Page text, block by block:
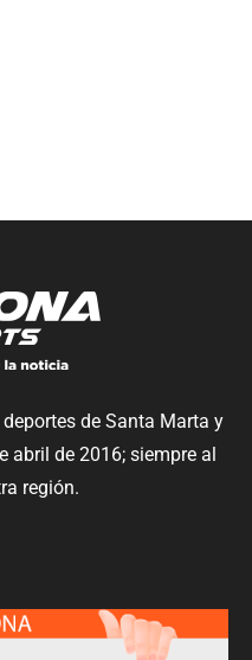
de Santa Marta y
abril de 2016; siempre al
región.